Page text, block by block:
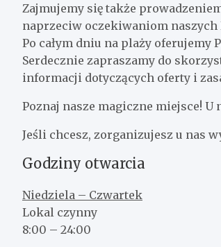
Zajmujemy się także
naprzeciw oczekiwaniom
Po całym dniu na plaży
Serdecznie zapraszamy do
informacji dotyczących oferty i
Poznaj nasze magiczne miejsce! U
Jeśli chcesz, zorganizujesz u nas
Godziny otwarcia
Niedziela – Czwartek
Lokal czynny
8:00 – 24:00